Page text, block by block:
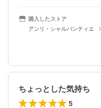
購入したストア
アンリ・シャルパンティエ
ちょっとした気持ち
5